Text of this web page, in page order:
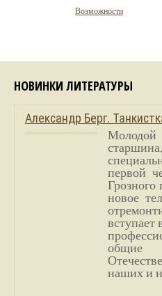
Возможности
НОВИНКИ ЛИТЕРАТУРЫ
Александр Берг.
первой
Грозного
новое
вступает
наших и